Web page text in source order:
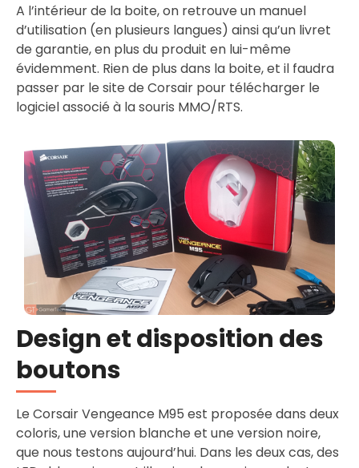
A l’intérieur de la boite, on retrouve un manuel
d’utilisation (en plusieurs langues) ainsi qu’un livret
de garantie, en plus du produit en lui-même
évidemment. Rien de plus dans la boite, et il faudra
passer par le site de Corsair pour télécharger le
logiciel associé à la souris MMO/RTS.
Design et disposition des
boutons
Le Corsair Vengeance M95 est proposée dans deux
coloris, une version blanche et une version noire,
que nous testons aujourd’hui. Dans les deux cas, des